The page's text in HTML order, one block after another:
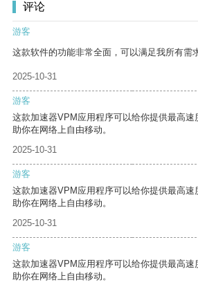
评论
游客
这款软件的功能非常全面，可以满足我所有需
2025-10-31
游客
这款加速器VPM应用程序可以给你提供最高
助你在网络上自由移动。
2025-10-31
游客
这款加速器VPM应用程序可以给你提供最高
助你在网络上自由移动。
2025-10-31
游客
这款加速器VPM应用程序可以给你提供最高
助你在网络上自由移动。